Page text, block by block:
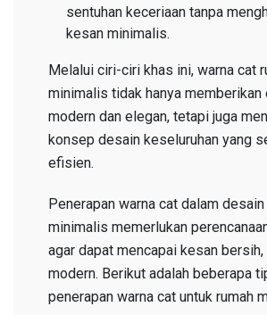
sentuhan keceriaan tanpa
kesan minimalis.
Melalui ciri-ciri khas ini, warna cat
minimalis tidak hanya
modern dan elegan, tetapi juga
konsep desain keseluruhan yang
efisien.
Penerapan warna cat dalam desain
minimalis memerlukan
agar dapat mencapai kesan bersih,
modern. Berikut adalah beberapa
penerapan warna cat untuk rumah